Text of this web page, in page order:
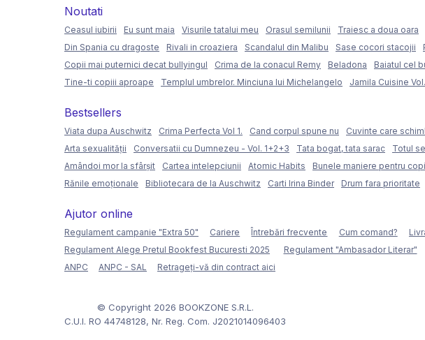
Noutati
Ceasul iubirii Eu sunt maia Visurile tatalui meu Orasul semilunii Traiesc a doua oara
Din Spania cu dragoste
Rivali in croaziera Scandalul din Malibu Sase cocori stacojii
Copii mai puternici decat bullyingul
Crima de la conacul Remy Beladona Baiatul cel
Tine-ti copiii aproape
Templul umbrelor. Minciuna lui Michelangelo Jamila Cuisine
Bestsellers
Viata dupa Auschwitz Crima Perfecta Vol 1. Cand corpul spune nu Cuvinte care
Arta sexualității
Conversatii cu Dumnezeu - Vol. 1+2+3 Tata bogat, tata sarac Totul
Amândoi mor la sfârșit
Cartea intelepciunii Atomic Habits Bunele maniere pentru
Rănile emoționale
Bibliotecara de la Auschwitz Carti Irina Binder Drum fara prioritate
Ajutor online
Regulament campanie "Extra 50" Cariere Întrebări frecvente Cum comand?
Regulament Alege Pretul Bookfest Bucuresti 2025
Regulament "Ambasador Literar"
ANPC
ANPC - SAL Retrageți-vă din contract aici
© Copyright 2026 BOOKZONE S.R.L.
C.U.I. RO 44748128, Nr. Reg. Com. J2021014096403